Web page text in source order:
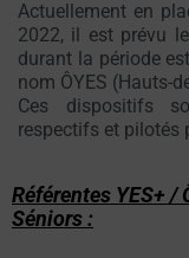
Actuellement en
2022, il est prévu
durant la période
nom ÔYES (Hauts-
Ces dispositifs
respectifs et pilotés
Référentes YES+ /
Séniors :